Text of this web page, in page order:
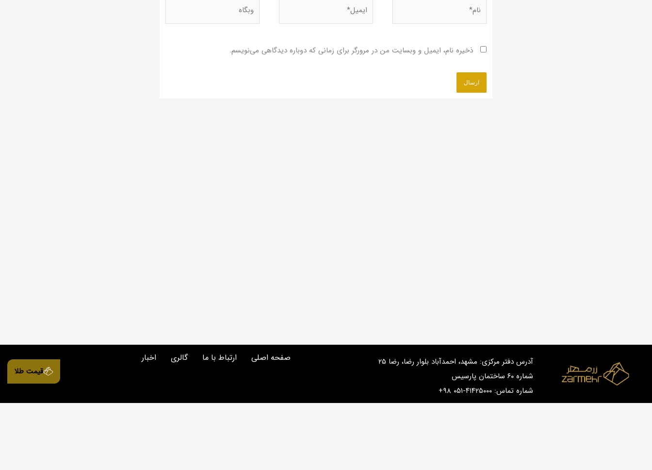
ایمیل* وبگاه
ذخیره نام، ایمیل و وبسایت من در مرورگر برای زمانی که دوباره دیدگاهی می‌نویسم.
آدرس دفتر مرکزی: مشهد، احمدآباد بلوار رضا، رضا ۲۵
شماره ۶۰ ساختمان پارسیس
شماره تماس: +۹۸ ۰۵۱-۴۱۴۲۵۰۰۰
صفحه اصلی ارتباط با ما گالری اخبار
قیمت طلا